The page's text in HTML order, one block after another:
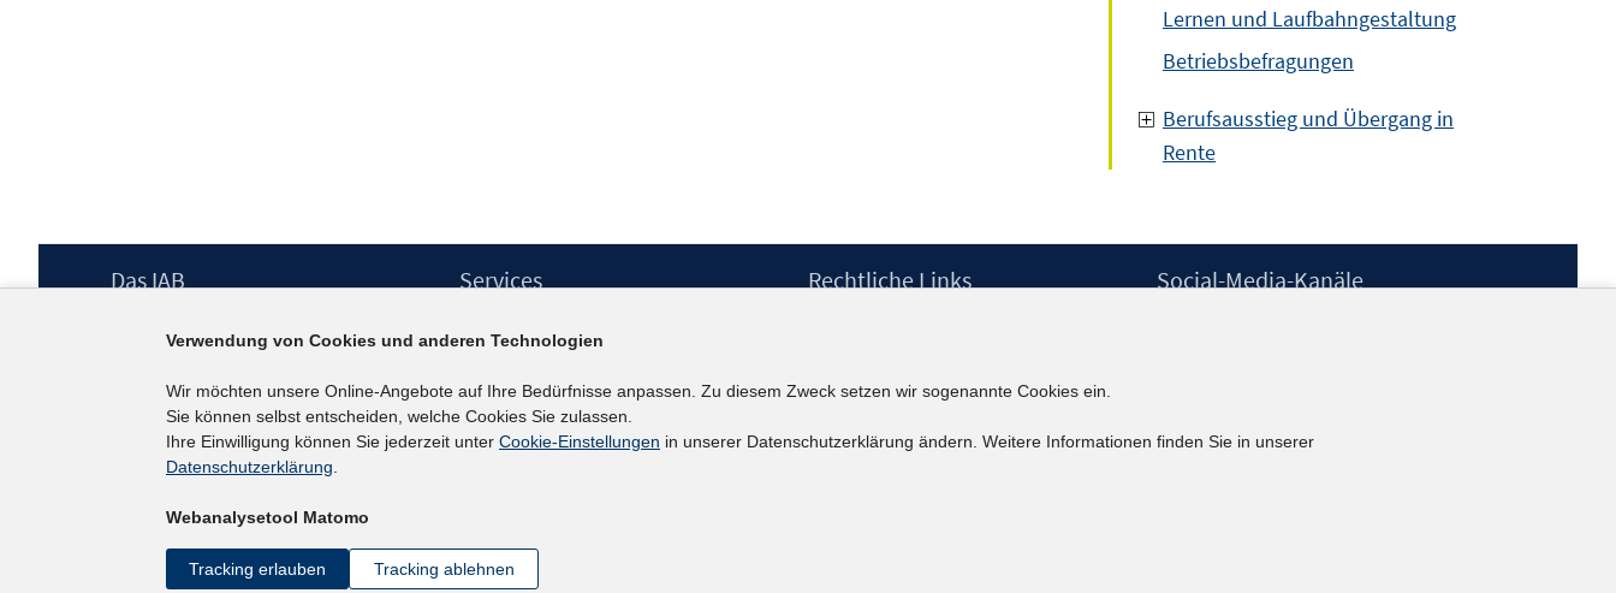
Lernen und Laufbahngestaltung
Betriebsbefragungen
Berufsausstieg und Übergang in
Rente
Footer
Das IAB
Berufsforschung (IAB) – unser Leitbild
Institutsleitung
Graduiertenprogramm
Befragungen
Projekte
Services
IAB-Newsletter
Kontakt
Rechtliche Links
Erklärung zur Barrierefreiheit
Social-Media-Kanäle
kununu
Verwendung von Cookies und anderen Technologien
Wir möchten unsere Online-Angebote auf Ihre Bedürfnisse anpassen. Zu diesem Zweck setzen wir sogenannte Cookies ein.
Sie können selbst entscheiden, welche Cookies Sie zulassen.
Ihre Einwilligung können Sie jederzeit unter Cookie-Einstellungen in unserer Datenschutzerklärung ändern. Weitere Informationen finden Sie in unserer
Datenschutzerklärung.
Webanalysetool Matomo
Tracking erlauben Tracking ablehnen